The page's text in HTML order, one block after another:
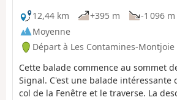
12,44 km
+395 m -1 096 m
Moyenne
Départ à Les Contamines-Montjoie
Cette balade commence au sommet
Signal. C'est une balade intéressante
col de la Fenêtre et le traverse. La